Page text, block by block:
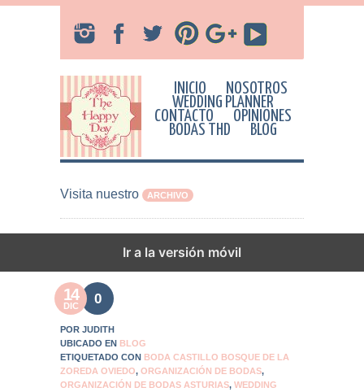
INICIO
NOSOTROS
WEDDING PLANNER
CONTACTO
OPINIONES
BODAS THD
BLOG
Visita nuestro ARCHIVO
Una pedida a lo Carrie… la
0
14
DIC
POR JUDITH
UBICADO EN BLOG
ETIQUETADO CON BODA CASTILLO BOSQUE DE LA
ZOREDA OVIEDO, ORGANIZACIÓN DE BODAS,
ORGANIZACIÓN DE BODAS ASTURIAS, WEDDING
Ir a la versión móvil